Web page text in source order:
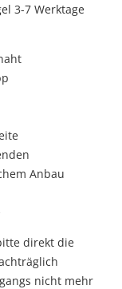
3-7 Werktage
Anbau
direkt die
nicht mehr